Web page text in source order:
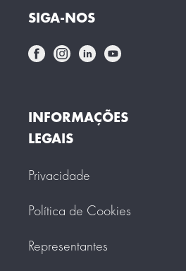
SIGA-NOS
INFORMAÇÕES
LEGAIS
Privacidade
Política de Cookies
Representantes